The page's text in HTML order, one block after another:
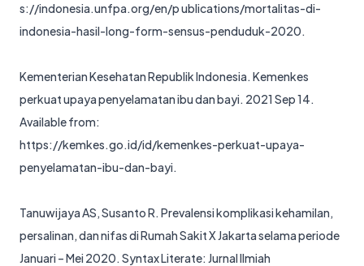
s://indonesia.unfpa.org/en/publications/mortalitas-di-
indonesia-hasil-long-form-sensus-penduduk-2020.
Kementerian Kesehatan Republik Indonesia. Kemenkes
perkuat upaya penyelamatan ibu dan bayi. 2021 Sep 14.
Available from:
https://kemkes.go.id/id/kemenkes-perkuat-upaya-
penyelamatan-ibu-dan-bayi.
Tanuwijaya AS, Susanto R. Prevalensi komplikasi kehamilan,
persalinan, dan nifas di Rumah Sakit X Jakarta selama periode
Januari – Mei 2020. Syntax Literate: Jurnal Ilmiah